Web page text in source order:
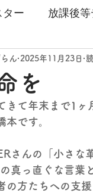
ー 放課後
を
ん 2025年11月23日
きて年末まで1
本です。
さんの「小さな
真っ直ぐな言
の方たちへの支